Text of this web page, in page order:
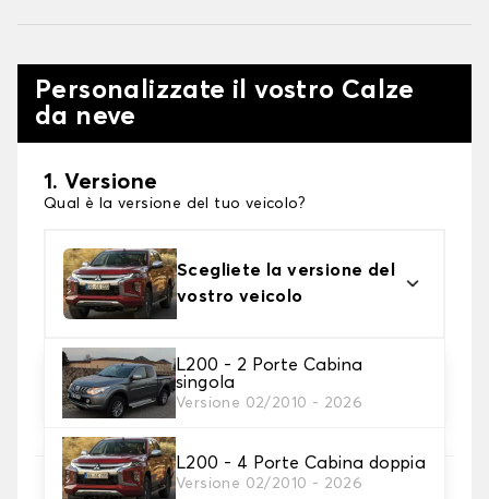
Personalizzate il vostro Calze
da neve
1. Versione
Qual è la versione del tuo veicolo?
Scegliete la versione del
vostro veicolo
L200 - 2 Porte Cabina
singola
Versione 02/2010 - 2026
L200 - 4 Porte Cabina doppia
Versione 02/2010 - 2026
2. Finitura a calza
Scegli le calze da neve adatte alle tue necessità
3. Dimensioni